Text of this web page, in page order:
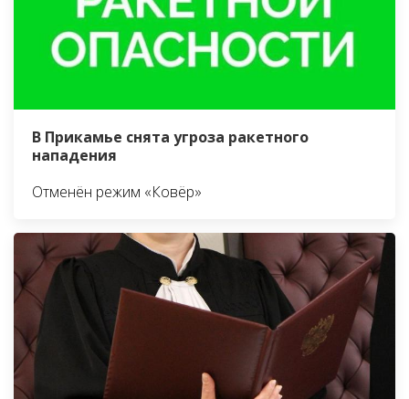
В Прикамье снята угроза ракетного
нападения
Отменён режим «Ковёр»